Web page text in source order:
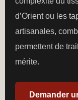
d’Orient ou les
artisanales,
permettent de
mérite.
Demander